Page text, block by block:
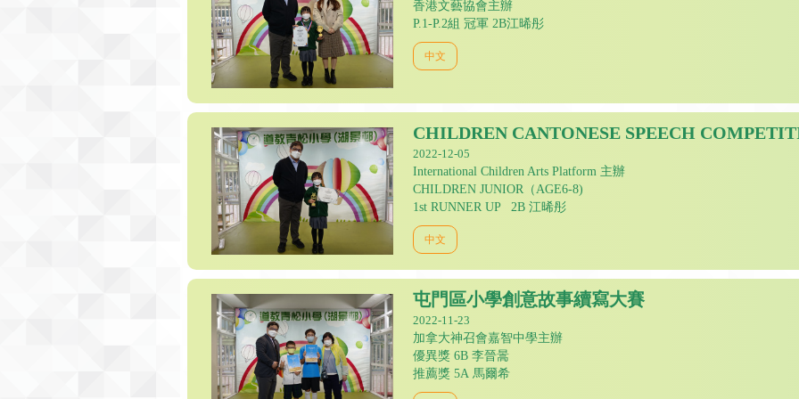
香港文藝協會主辦
P.1-P.2組 冠軍 2B江晞彤
中文
CHILDREN CANTONESE SPEECH
2022-12-05
International Children Arts Platform 主辦
CHILDREN JUNIOR（AGE6-8)
1st RUNNER UP 2B 江晞彤
中文
屯門區小學創意故事續寫大賽
2022-11-23
加拿大神召會嘉智中學主辦
優異獎 6B 李晉暠
推薦獎 5A 馬爾希